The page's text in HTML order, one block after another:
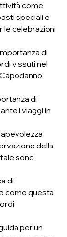
come
speciali e
le celebrazioni
di
vissuti nel
di
i viaggi in
della
sono
di
come questa
per un